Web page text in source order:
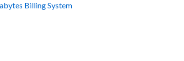
Billing System